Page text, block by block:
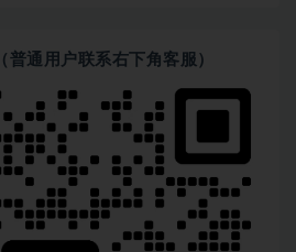
普通用户联系右下角客服）